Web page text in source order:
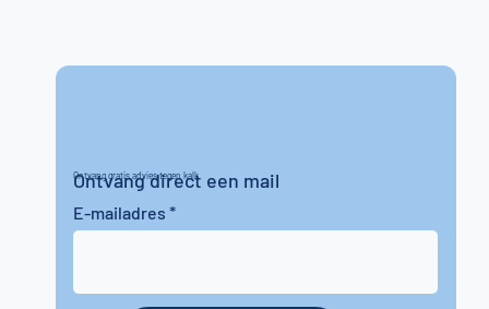
Ontvang gratis advies tegen kalk
Ontvang direct een mail
E-mailadres